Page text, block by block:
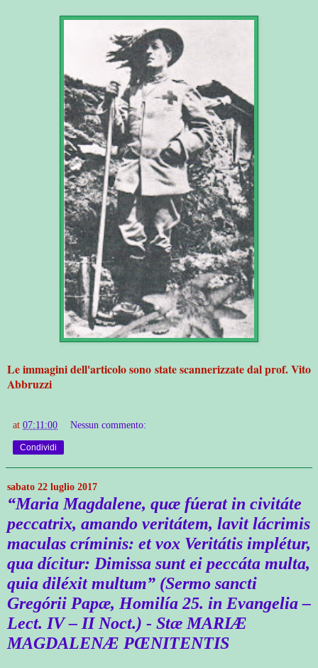
Le immagini dell'articolo sono state scannerizzate dal prof. Vito
Abbruzzi
at 07:11:00 Nessun commento:
Condividi
sabato 22 luglio 2017
“Maria Magdalene, quæ fúerat in civitáte
peccatrix, amando veritátem, lavit lácrimis
maculas críminis: et vox Veritátis implétur,
qua dícitur: Dimissa sunt ei peccáta multa,
quia diléxit multum” (Sermo sancti
Gregórii Papæ, Homilía 25. in Evangelia –
Lect. IV – II Noct.) - Stæ MARIÆ
MAGDALENÆ PŒNITENTIS